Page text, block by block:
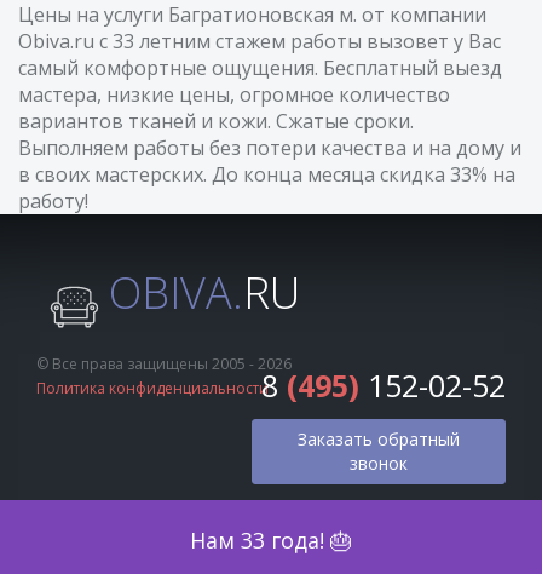
Нам 33 года! 🎂
Цены на услуги Багратионовская м. от компании
Obiva.ru с 33 летним стажем работы вызовет у Вас
самый комфортные ощущения. Бесплатный выезд
мастера, низкие цены, огромное количество
вариантов тканей и кожи. Сжатые сроки.
Выполняем работы без потери качества и на дому и
в своих мастерских. До конца месяца скидка 33% на
работу!
OBIVA.RU
© Все права защищены 2005 - 2026
Политика конфиденциальности8 (495) 152-02-52
Заказать обратный
звонок